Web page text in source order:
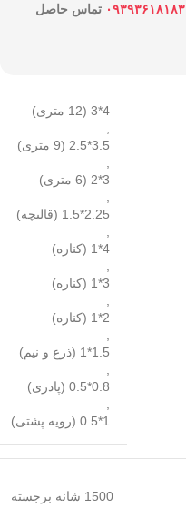
۰۹۳۹۳۶۱۸۱۸۳ تماس حاصل
4*3 (12 متری)
3.5*2.5 (9 متری)
3*2 (6 متری)
2.25*1.5 (قالیچه)
4*1 (کناره)
3*1 (کناره)
2*1 (کناره)
1.5*1 (ذرع و نیم)
0.8*0.5 (پادری)
1*0.5 (رویه پشتی)
1500 شانه برجسته